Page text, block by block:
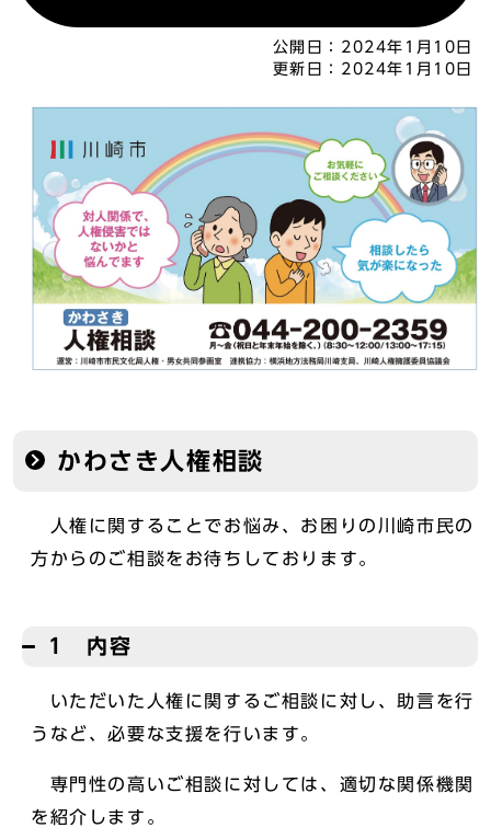
公開日： 2024年1月10日
更新日： 2024年1月10日
かわさき人権相談
人権に関することでお悩み、お困りの川崎市民の
方からのご相談をお待ちしております。
1 内容
いただいた人権に関するご相談に対し、助言を行
うなど、必要な支援を行います。
専門性の高いご相談に対しては、適切な関係機関
を紹介します。